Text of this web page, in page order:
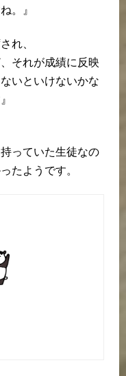
。』
れ、
それが成績に反映
いといけないかな
っていた生徒なの
たようです。